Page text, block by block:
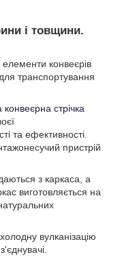
і товщини.
елементи конвеєрів
транспортування
конвеєрна стрічка
та ефективності.
пристрій
з каркаса, а
виготовляється на
вулканізацію